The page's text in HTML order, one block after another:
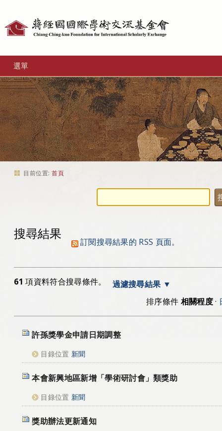
選單
目前位置: 首頁
搜尋結果
訂閱搜尋結果的 RSS 頁面。
61 項資料符合搜尋條件。
過濾搜尋結果
排序條件 相關程度·
許孫獎學金申請日期調整
目錄位置 新聞
本會新興地區新增「學術研討會」類獎助
目錄位置 新聞
獎助辦法更新通知